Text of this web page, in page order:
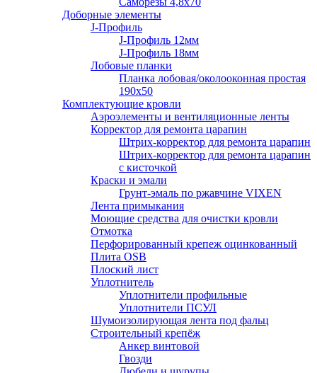
Доборные элементы
J-Профиль
J-Профиль 12мм
J-Профиль 18мм
Лобовые планки
Планка лобовая/околооконная простая
190х50
Комплектующие кровли
Аэроэлементы и вентиляционные ленты
Корректор для ремонта царапин
Штрих-корректор для ремонта царапин
Штрих-корректор для ремонта царапин
с кисточкой
Краски и эмали
Грунт-эмаль по ржавчине VIXEN
Лента примыкания
Моющие средства для очистки кровли
Отмотка
Перфорированный крепеж оцинкованный
Плита OSB
Плоский лист
Уплотнитель
Уплотнители профильные
Уплотнители ПСУЛ
Шумоизолирующая лента под фальц
Строительный крепёж
Анкер винтовой
Гвозди